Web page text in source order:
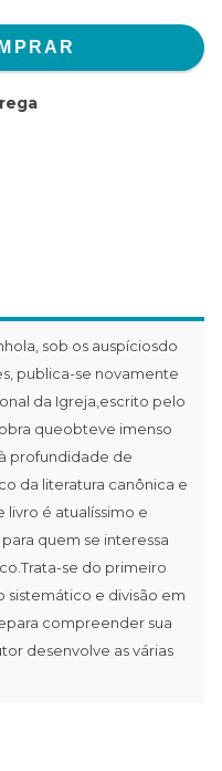
sob os auspíciosdo
publica-se novamente
da Igreja,escrito pelo
queobteve imenso
profundidade de
da literatura canônica e
livro é atualíssimo e
quem se interessa
se do primeiro
sistemático e divisão em
compreender sua
desenvolve as várias